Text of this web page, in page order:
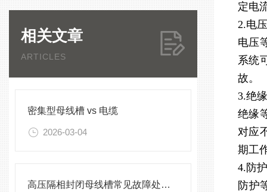
相关文章
ARTICLES
密集型母线槽 vs 电缆
2026-03-04
高压隔相封闭母线槽常见故障处理方案
定电
2.电
电压
系统
故。
3.绝
绝缘
对应
期工
4.防
防护